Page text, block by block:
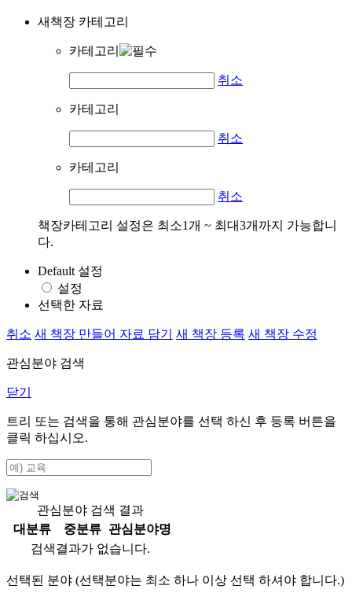
새책장 카테고리
카테고리
취소
카테고리
취소
카테고리
취소
책장카테고리 설정은 최소1개 ~ 최대3개까지 가능합니
다.
Default 설정
설정
선택한 자료
취소 새 책장 만들어 자료 담기 새 책장 등록 새 책장 수정
관심분야 검색
닫기
트리 또는 검색을 통해 관심분야를 선택 하신 후 등록 버튼을
클릭 하십시오.
관심분야 검색 결과
대분류
중분류
관심분야명
검색결과가 없습니다.
선택된 분야 (선택분야는 최소 하나 이상 선택 하셔야 합니다.)